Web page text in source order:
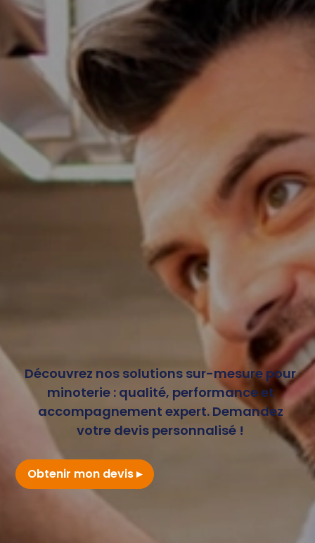
Découvrez nos solutions sur-mesure pour
minoterie : qualité, performance et
accompagnement expert. Demandez
votre devis personnalisé !
Obtenir mon devis